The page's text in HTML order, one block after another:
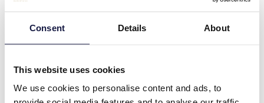
Consent Details About
This website uses cookies
We use cookies to personalise content and ads, to
WHY YOU’LL LOVE IT:
Sie sind elegant in sanften Grau- und
Erdtönen dekoriert